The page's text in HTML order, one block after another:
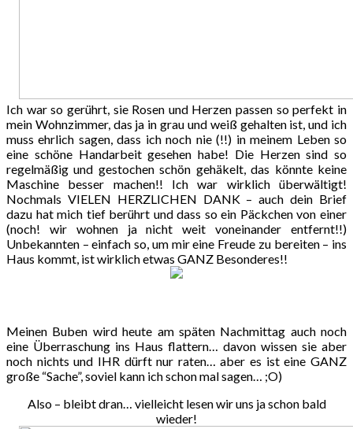
Ich war so gerührt, sie Rosen und Herzen passen so perfekt in
mein Wohnzimmer, das ja in grau und weiß gehalten ist, und ich
muss ehrlich sagen, dass ich noch nie (!!) in meinem Leben so
eine schöne Handarbeit gesehen habe! Die Herzen sind so
regelmäßig und gestochen schön gehäkelt, das könnte keine
Maschine besser machen!! Ich war wirklich überwältigt!
Nochmals VIELEN HERZLICHEN DANK – auch dein Brief
dazu hat mich tief berührt und dass so ein Päckchen von einer
(noch! wir wohnen ja nicht weit voneinander entfernt!!)
Unbekannten – einfach so, um mir eine Freude zu bereiten – ins
Haus kommt, ist wirklich etwas GANZ Besonderes!!
Meinen Buben wird heute am späten Nachmittag auch noch
eine Überraschung ins Haus flattern… davon wissen sie aber
noch nichts und IHR dürft nur raten… aber es ist eine GANZ
große “Sache”, soviel kann ich schon mal sagen… ;O)
Also – bleibt dran… vielleicht lesen wir uns ja schon bald
wieder!